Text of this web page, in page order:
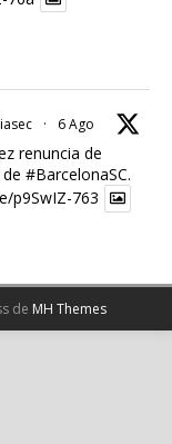
· 6 Ago
renuncia de
#BarcelonaSC.
p9SwIZ-763
de MH Themes